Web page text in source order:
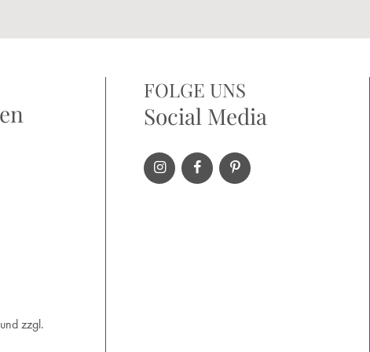
zzgl.
FOLGE UNS
Social Media